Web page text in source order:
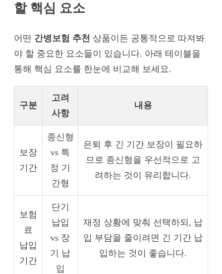
할 핵심 요소
어떤 간병보험 추천 상품이든 공통적으로 따져봐
야 할 중요한 요소들이 있습니다. 아래 테이블을
통해 핵심 요소를 한눈에 비교해 보세요.
구분
고려
사항
내용
보장
기간
종신형
vs 특
정 기
간형
은퇴 후 긴 기간 보장이 필요하
므로 종신형을 우선적으로 고
려하는 것이 유리합니다.
보험
료
납입
기간
단기
납입
vs 장
기 납
입
재정 상황에 맞춰 선택하되, 납
입 부담을 줄이려면 긴 기간 납
입하는 것이 좋습니다.